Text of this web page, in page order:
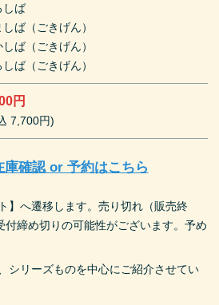
しば
しば（ごきげん）
ば（ごきげん）
しば（ごきげん）
円
7,700円)
庫確認 or 予約はこちら
】へ遷移します。売り切れ（販売終
付締め切りの可能性がございます。予め
シリーズものを中心にご紹介させてい